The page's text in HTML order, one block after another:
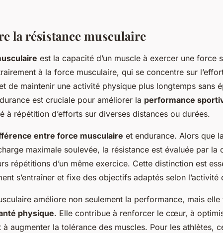
la résistance musculaire
est la capacité d’un muscle à exercer une force
à la force musculaire, qui se concentre sur
de maintenir une activité physique plus longtemps sans
est cruciale pour améliorer la performance
à répétition d’efforts sur diverses distances ou durées.
entre force musculaire et endurance. Alors que
maximale soulevée, la résistance est évaluée par la
répétitions d’un même exercice. Cette distinction est
s’entraîner et fixe des objectifs adaptés selon l’activité
améliore non seulement la performance, mais elle
physique. Elle contribue à renforcer le cœur, à
à augmenter la tolérance des muscles. Pour les athlètes,